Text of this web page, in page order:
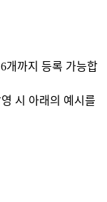
개까지 등록 가능합
시 아래의 예시를